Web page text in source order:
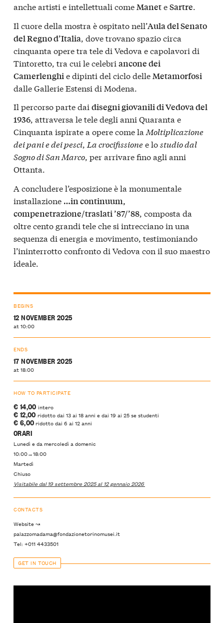
anche artisti e intellettuali comeManeteSartre.
Il cuore della mostra è ospitato nell’Aula del Senato
del Regno d’Italia, dove trovano spazio circa
cinquanta opere tra tele di Vedova e capolavori di
Tintoretto, tra cui le celebri ancone dei
Camerlenghie dipinti del ciclo delleMetamorfosi
dalle Gallerie Estensi di Modena.
Il percorso parte dai disegni giovanili di Vedova del
1936, attraversa le tele degli anni Quaranta e
Cinquanta ispirate a opere come la Moltiplicazione
dei pani e dei pesci, La crocifissionee lostudio dal
Sogno di San Marco, per arrivare fino agli anni
Ottanta.
A concludere l’esposizione è la monumentale
installazione …in continuum,
compenetrazione/traslati ’87/’88, composta da
oltre cento grandi tele che si intrecciano in una
sequenza di energia e movimento, testimoniando
l’ininterrotto confronto di Vedova con il suo maestro
ideale.
BEGINS
12 NOVEMBER 2025
at 10:00
ENDS
17 NOVEMBER 2025
at 18:00
HOW TO PARTICIPATE
€ 14,00 intero
€ 12,00 ridotto dai 13 ai 18 anni e dai 19 ai 25 se studenti
€ 6,00ridotto dai 6 ai 12 anni
ORARI
Lunedì e da mercoledì a domenic
10:00→18:00
Martedì
Chiuso
Visitabile dal 19 settembre 2025 al 12 gennaio 2026
CONTACTS
Website ↝
palazzomadama@fondazionetorinomusei.it
Tel: +011 4433501
GET IN TOUCH